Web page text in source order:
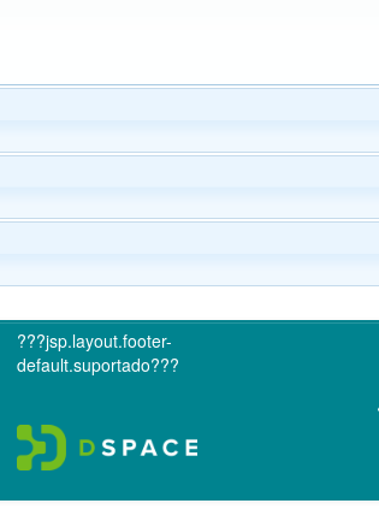
???jsp.layout.footer-
default.suportado???